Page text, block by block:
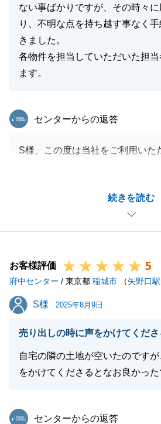
ない事ばかりですが、その時々
り、不明な点を持ち越す事なく
きました。
各物件を担当していただいた担
ます。
続きを読む
東急リバブル
センターからの返答
S様、この度は当社をご利用いた
したがS様のおかげで円滑に進め
今後も何か不動産に関してお困
引き続き、よろしくお願いいたし
お客様評価 5
府中センター / 東京都 稲城市 （矢野口駅
S様
S様 2025年8月9日
売り出しの時に声をかけてくだ
自宅の隣の土地が空いたのです
をかけてくださるとなお良かった
東急リバブル
センターからの返答